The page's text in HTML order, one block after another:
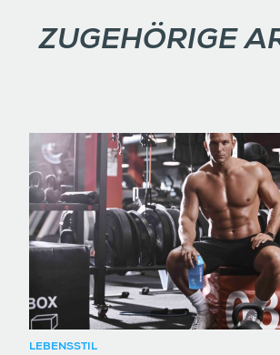
ZUGEHÖRIGE
LEBENSSTIL